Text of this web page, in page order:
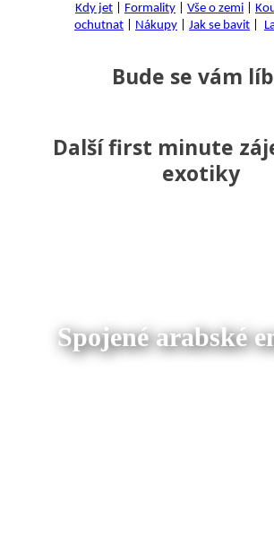
Kdy jet Formality Vše o zemi
ochutnat
Nákupy Jak se bavit
Bude se vám
Další first minute
exotiky
Spojené arabské